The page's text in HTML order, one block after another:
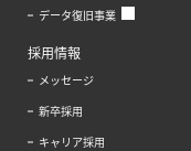
データ復旧事業
採用情報
メッセージ
新卒採用
キャリア採用